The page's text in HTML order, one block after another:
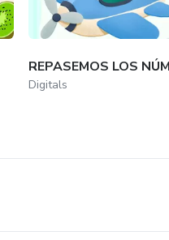
REPASEMOS LOS
Digitals